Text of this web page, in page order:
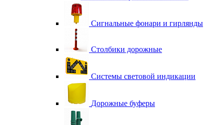
Сигнальные фонари и гирлянды
Столбики дорожные
Системы световой индикации
Дорожные буферы